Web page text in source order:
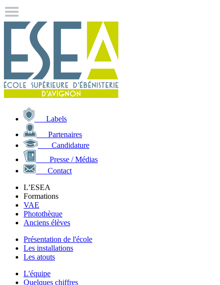
Labels
Partenaires
Candidature
Presse / Médias
Contact
L’ESEA
Formations
VAE
Photothèque
Anciens élèves
Présentation de l'école
Les installations
Les atouts
L'équipe
Quelques chiffres